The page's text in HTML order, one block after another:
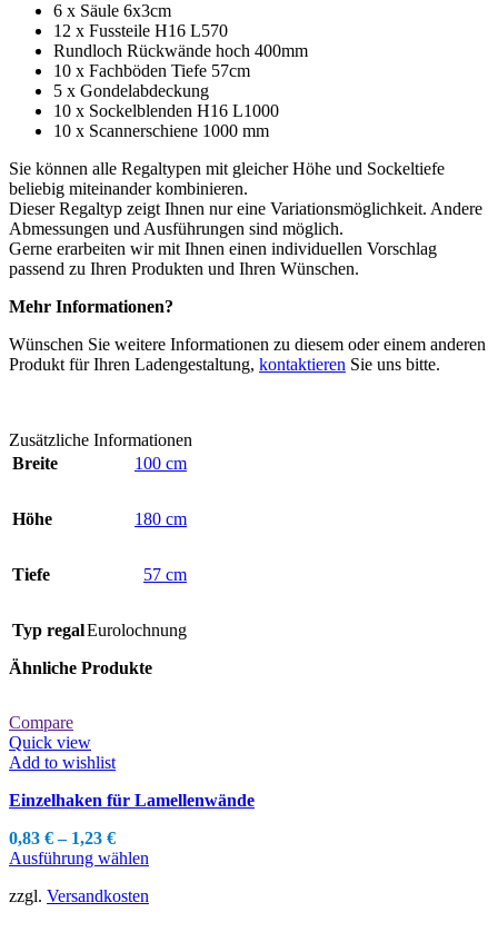
6 x Säule 6x3cm
12 x Fussteile H16 L570
Rundloch Rückwände hoch 400mm
10 x Fachböden Tiefe 57cm
5 x Gondelabdeckung
10 x Sockelblenden H16 L1000
10 x Scannerschiene 1000 mm
Sie können alle Regaltypen mit gleicher Höhe und Sockeltiefe
beliebig miteinander kombinieren.
Dieser Regaltyp zeigt Ihnen nur eine Variationsmöglichkeit. Andere
Abmessungen und Ausführungen sind möglich.
Gerne erarbeiten wir mit Ihnen einen individuellen Vorschlag
passend zu Ihren Produkten und Ihren Wünschen.
Mehr Informationen?
Wünschen Sie weitere Informationen zu diesem oder einem anderen
Produkt für Ihren Ladengestaltung, kontaktieren Sie uns bitte.
Zusätzliche Informationen
Breite
100 cm
Höhe 180 cm
Tiefe 57 cm
Typ regalEurolochnung
Ähnliche Produkte
Compare
Quick view
Add to wishlist
Einzelhaken für Lamellenwände
0,83 €– 1,23 €
Ausführung wählen
weist
zzgl. Versandkosten